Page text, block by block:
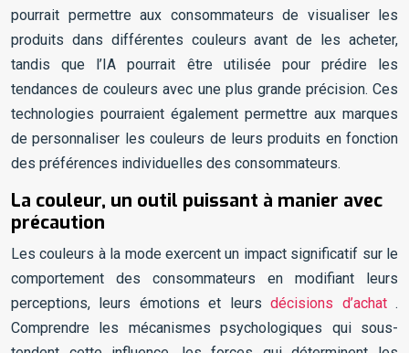
pourrait permettre aux consommateurs de visualiser les
produits dans différentes couleurs avant de les acheter,
tandis que l’IA pourrait être utilisée pour prédire les
tendances de couleurs avec une plus grande précision. Ces
technologies pourraient également permettre aux marques
de personnaliser les couleurs de leurs produits en fonction
des préférences individuelles des consommateurs.
La couleur, un outil puissant à manier avec
précaution
Les couleurs à la mode exercent un impact significatif sur le
comportement des consommateurs en modifiant leurs
perceptions, leurs émotions et leursdécisions d’achat.
Comprendre les mécanismes psychologiques qui sous-